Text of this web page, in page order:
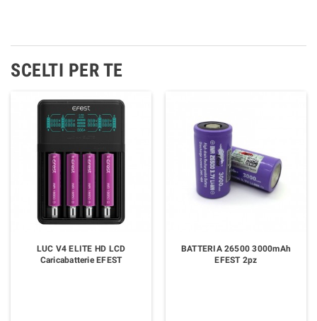
SCELTI PER TE
LUC V4 ELITE HD LCD
Caricabatterie EFEST
BATTERIA 26500 3000mAh
EFEST 2pz